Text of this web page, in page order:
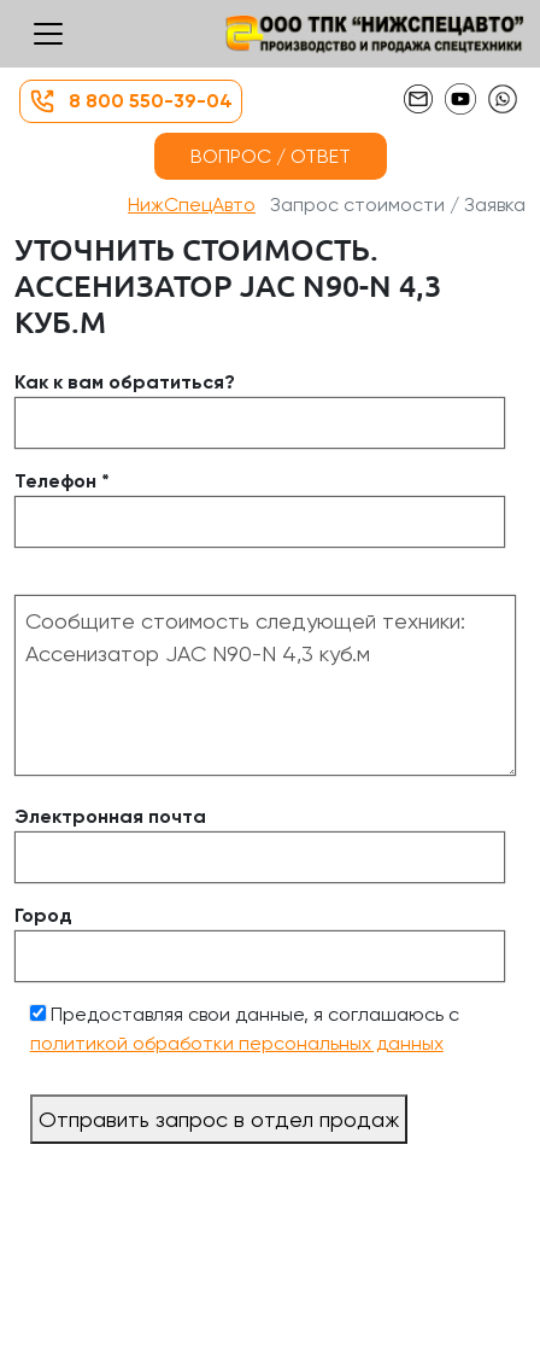
8 800 550-39-04
ВОПРОС / ОТВЕТ
НижСпецАвто Запрос стоимости / Заявка
УТОЧНИТЬ СТОИМОСТЬ.
АССЕНИЗАТОР JAC N90-N 4,3
КУБ.М
Как к вам обратиться?
Телефон *
Электронная почта
Город
Предоставляя свои данные, я соглашаюсь с
политикой обработки персональных данных
Отправить запрос в отдел продаж